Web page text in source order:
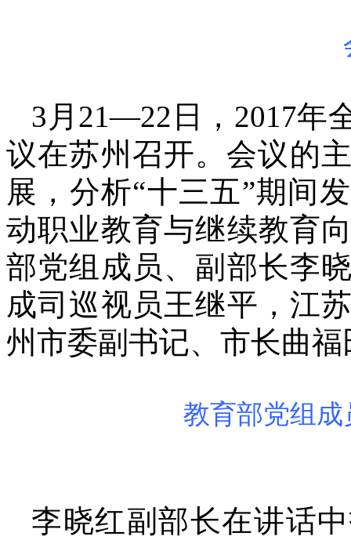
3月21—22日，2017年
议在苏州召开。会议的
展，分析“十三五”期间
动职业教育与继续教育
部党组成员、副部长李
成司巡视员王继平，江
州市委副书记、市长曲
教育部党组
李晓红副部长在讲话